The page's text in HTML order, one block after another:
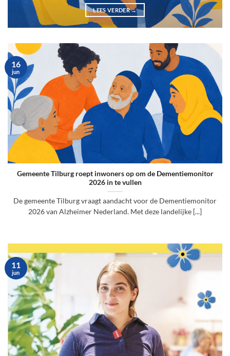
LEES VERDER→
Gemeente Tilburg roept inwoners op om de Dementiemonitor
2026 in te vullen
De gemeente Tilburg vraagt aandacht voor de Dementiemonitor
2026 van Alzheimer Nederland. Met deze landelijke [...]
16
jun
11
jun